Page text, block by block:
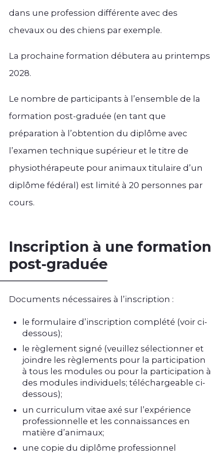
dans une profession différente avec des
chevaux ou des chiens par exemple.
La prochaine formation débutera au printemps
2028.
Le nombre de participants à l’ensemble de la
formation post-graduée (en tant que
préparation à l’obtention du diplôme avec
l’examen technique supérieur et le titre de
physiothérapeute pour animaux titulaire d’un
diplôme fédéral) est limité à 20 personnes par
cours.
Inscription à une formation
post-graduée
Documents nécessaires à l’inscription :
le formulaire d’inscription complété (voir ci-
dessous);
le règlement signé (veuillez sélectionner et
joindre les règlements pour la participation
à tous les modules ou pour la participation à
des modules individuels; téléchargeable ci-
dessous);
un curriculum vitae axé sur l’expérience
professionnelle et les connaissances en
matière d’animaux;
une copie du diplôme professionnel